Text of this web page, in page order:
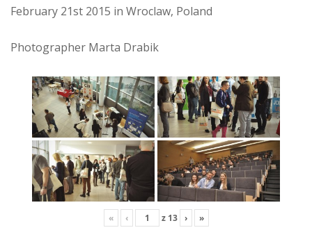
February 21st 2015 in Wroclaw, Poland
Photographer Marta Drabik
« ‹ z 13 › »